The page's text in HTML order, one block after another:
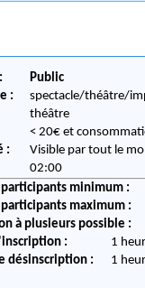
Public
:
spectacle/théâtre/
théâtre
< 20€ et
:
Visible par tout le
02:00
minimum :
maximum :
à plusieurs possible :
:
1
désinscription :
1